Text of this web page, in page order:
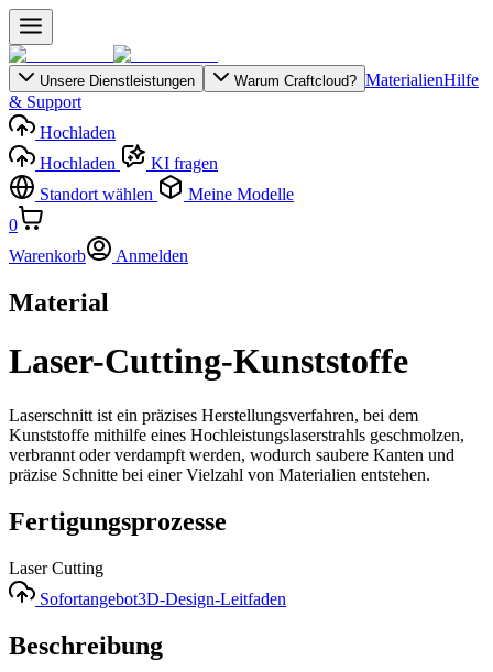
Unsere Dienstleistungen Warum Craftcloud? MaterialienHilfe
& Support
Hochladen
Hochladen
KI fragen
Standort wählen
Meine Modelle
0
Warenkorb
Anmelden
Material
Laser-Cutting-Kunststoffe
Laserschnitt ist ein präzises Herstellungsverfahren, bei dem
Kunststoffe mithilfe eines Hochleistungslaserstrahls geschmolzen,
verbrannt oder verdampft werden, wodurch saubere Kanten und
präzise Schnitte bei einer Vielzahl von Materialien entstehen.
Fertigungsprozesse
Laser Cutting
Sofortangebot3D-Design-Leitfaden
Beschreibung